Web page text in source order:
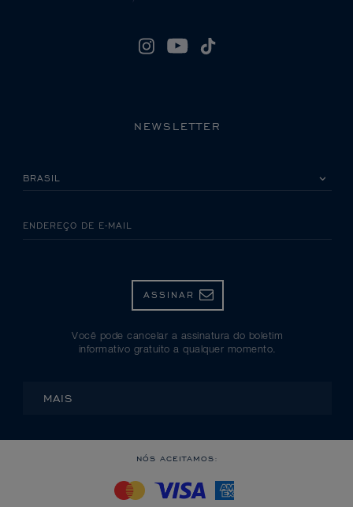
NEWSLETTER
ENDEREÇO DE E-MAIL
ASSINAR
Você pode cancelar a assinatura do boletim
informativo gratuito a qualquer momento.
MAIS
NÓS ACEITAMOS: